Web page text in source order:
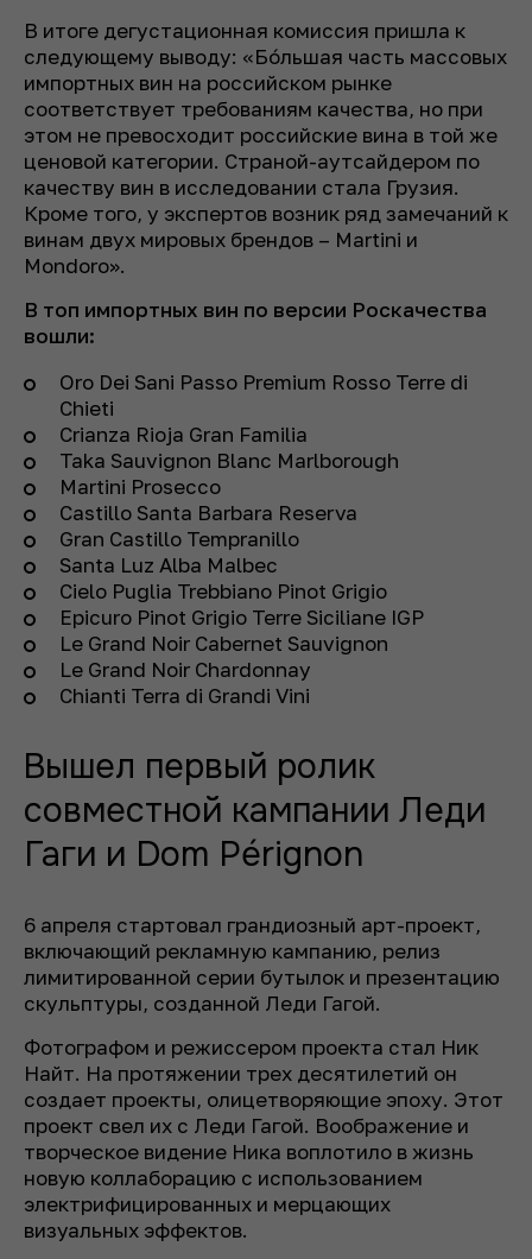
В итоге дегустационная комиссия пришла к
следующему выводу: «Бо́льшая часть массовых
импортных вин на российском рынке
соответствует требованиям качества, но при
этом не превосходит российские вина в той же
ценовой категории. Страной-аутсайдером по
качеству вин в исследовании стала Грузия.
Кроме того, у экспертов возник ряд замечаний к
винам двух мировых брендов – Martini и
Mondoro».
В топ импортных вин по версии Роскачества
вошли:
Oro Dei Sani Passo Premium Rosso Terre di
Chieti
Crianza Rioja Gran Familia
Taka Sauvignon Blanc Marlborough
Martini Prosecco
Castillo Santa Barbara Reserva
Gran Castillo Tempranillo
Santa Luz Alba Malbec
Cielo Puglia Trebbiano Pinot Grigio
Epicuro Pinot Grigio Terre Siciliane IGP
Le Grand Noir Cabernet Sauvignon
Le Grand Noir Chardonnay
Chianti Terra di Grandi Vini
Вышел первый ролик
совместной кампании Леди
Гаги и Dom Pérignon
6 апреля стартовал грандиозный арт-проект,
включающий рекламную кампанию, релиз
лимитированной серии бутылок и презентацию
скульптуры, созданной Леди Гагой.
Фотографом и режиссером проекта стал Ник
Найт. На протяжении трех десятилетий он
создает проекты, олицетворяющие эпоху. Этот
проект свел их с Леди Гагой. Воображение и
творческое видение Ника воплотило в жизнь
новую коллаборацию с использованием
электрифицированных и мерцающих
визуальных эффектов.